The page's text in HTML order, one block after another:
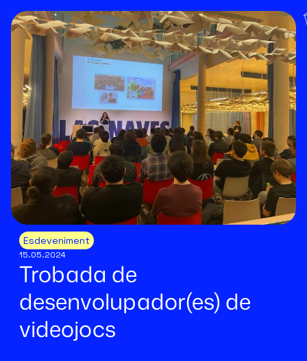
Esdeveniment
15.05.2024
Trobada de
desenvolupador(es) de
videojocs